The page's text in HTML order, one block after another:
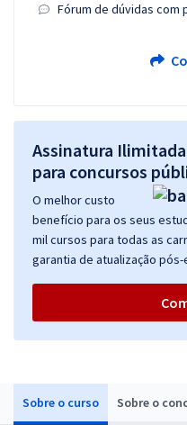
Sobre o curso Sobre o
Fórum de dúvidas com
Assinatura
para concursos
O melhor custo
benefício para os seus
mil cursos para todas as
garantia de atualização pós-